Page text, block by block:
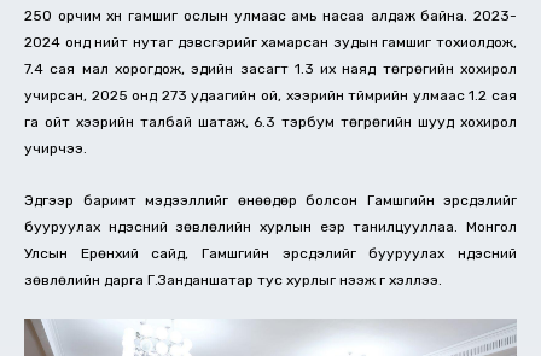
250 орчим хүн гамшиг ослын улмаас амь насаа алдаж байна. 2023-
2024 онд нийт нутаг дэвсгэрийг хамарсан зудын гамшиг тохиолдож,
7.4 сая мал хорогдож, эдийн засагт 1.3 их наяд төгрөгийн хохирол
учирсан, 2025 онд 273 удаагийн ой, хээрийн түймрийн улмаас 1.2 сая
га ойт хээрийн талбай шатаж, 6.3 тэрбум төгрөгийн шууд хохирол
учирчээ.
Эдгээр баримт мэдээллийг өнөөдөр болсон Гамшгийн эрсдэлийг
бууруулах үндэсний зөвлөлийн хурлын үеэр танилцууллаа. Монгол
Улсын Ерөнхий сайд, Гамшгийн эрсдэлийг бууруулах үндэсний
зөвлөлийн дарга Г.Занданшатар тус хурлыг нээж үг хэллээ.